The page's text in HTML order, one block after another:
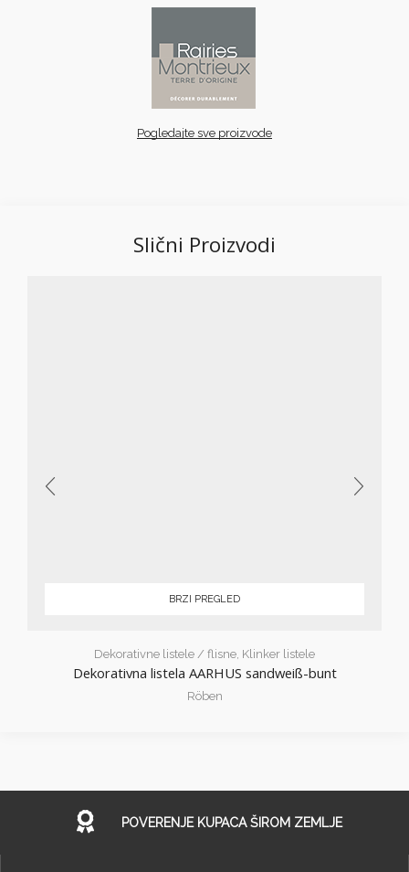
Pogledajte sve proizvode
Slični Proizvodi
BRZI PREGLED
Dekorativne listele / flisne, Klinker listele
Dekorativna listela AARHUS sandweiß-bunt
Röben
POVERENJE KUPACA ŠIROM ZEMLJE